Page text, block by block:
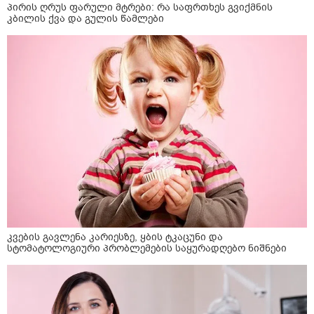
პირის ღრუს ფარული მტრები: რა საფრთხეს გვიქმნის
კბილის ქვა და გულის წამლები
კვების გავლენა კარიესზე, ყბის ტკაცუნი და
სტომატოლოგიური პრობლემების საყურადღებო ნიშნები